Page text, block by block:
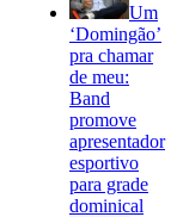
Um
‘Domingão’
pra chamar
de meu:
Band
promove
apresentador
esportivo
para grade
dominical